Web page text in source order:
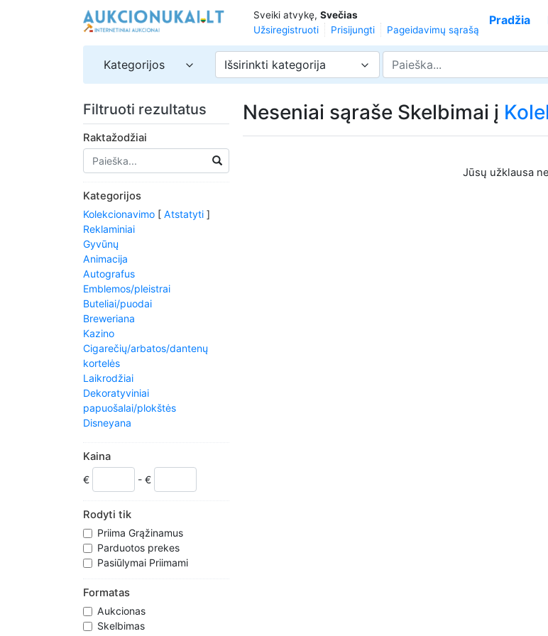
Sveiki atvykę, Svečias
Užsiregistruoti
Prisijungti Pageidavimų sąrašą
Pradžia
Kategorijos Išsirinkti kategorija
Filtruoti rezultatus
Raktažodžiai
Kategorijos
Kolekcionavimo [ Atstatyti ]
Reklaminiai
Gyvūnų
Animacija
Autografus
Emblemos/pleistrai
Buteliai/puodai
Breweriana
Kazino
Cigarečių/arbatos/dantenų
kortelės
Laikrodžiai
Dekoratyviniai
papuošalai/plokštės
Disneyana
Fantazija/mitas/magija
Vėliavos
Namų ūkio
Pakabukai
Kitchenalia
Masonų
Įžymybės
Metalware
Militaria
Kiti kolekcionavimo stalai
Popierius & Ephemera
Kaina
€ - €
Rodyti tik
Priima Grąžinamus
Parduotos prekes
Pasiūlymai Priimami
Formatas
Aukcionas
Skelbimas
Neseniai sąraše Skelbimai į
Jūsų užklausa